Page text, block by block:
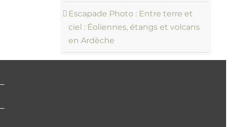
Escapade Photo : Entre terre et
ciel : Éoliennes, étangs et volcans
en Ardèche